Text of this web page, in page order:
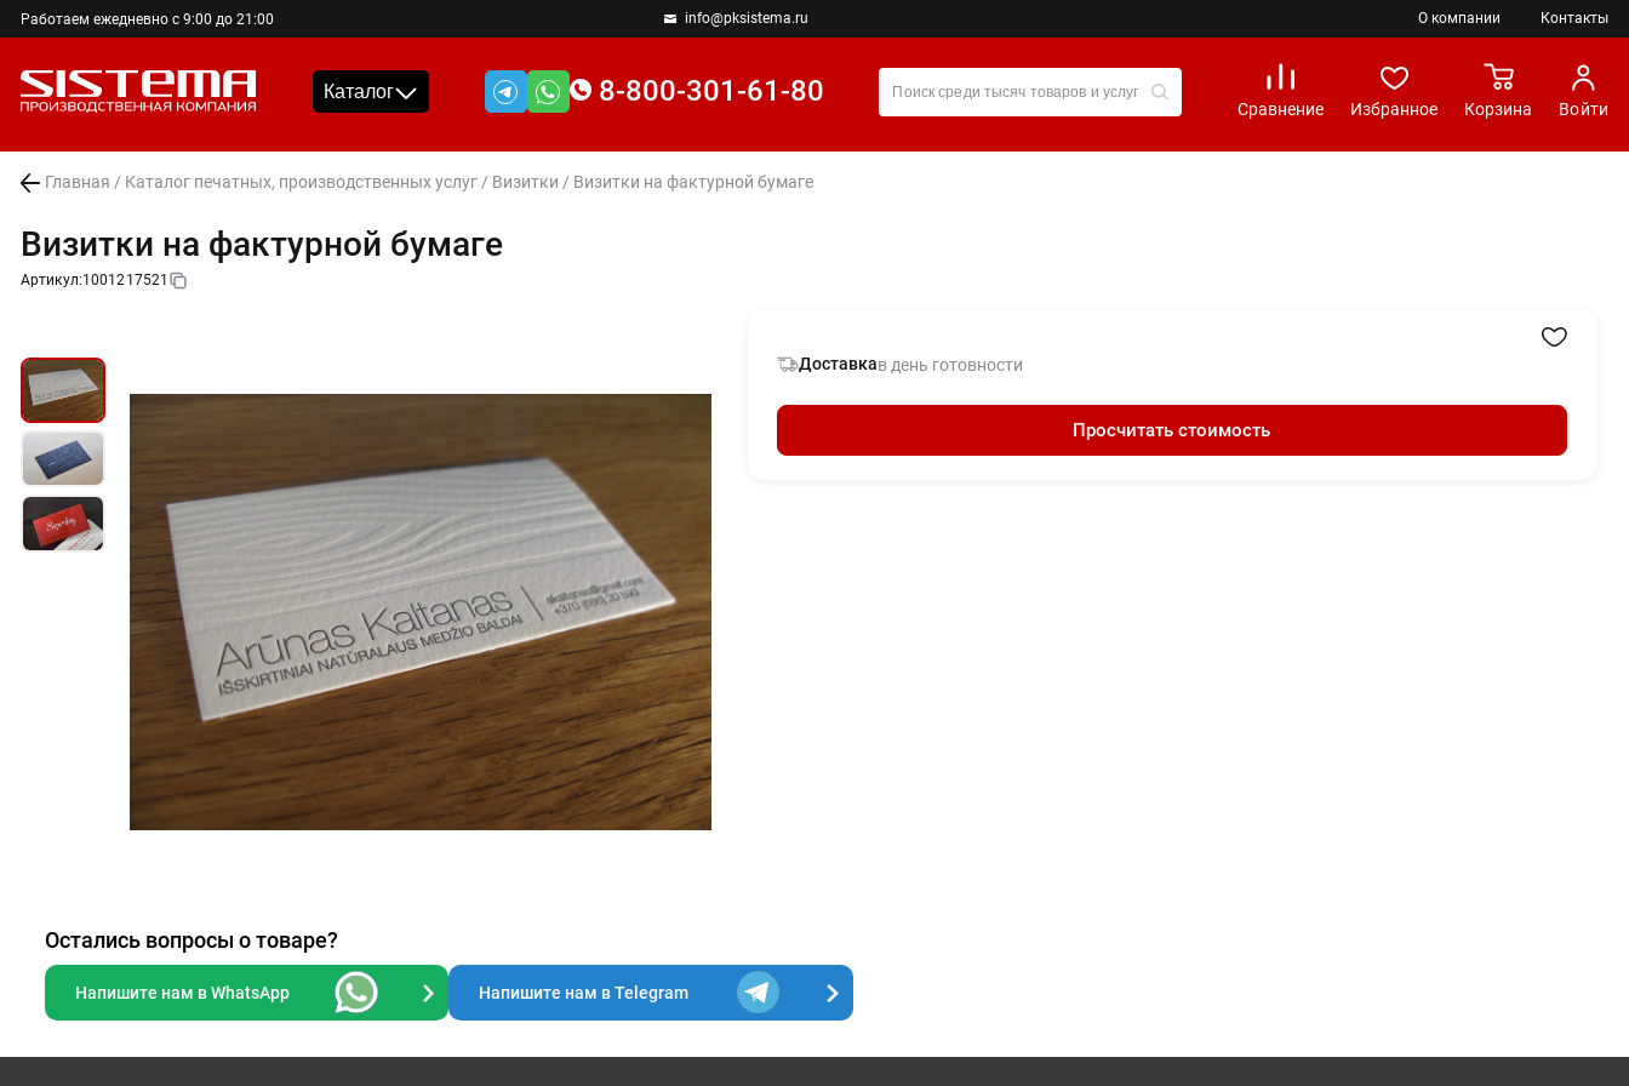
Работаем ежедневно с 9:00 до 21:00 info@pksistema.ru О компании Контакты
Каталог 8-800-301-61-80
Сравнение Избранное Корзина Войти
Главная / Каталог печатных, производственных услуг / Визитки / Визитки на фактурной бумаге
Визитки на фактурной бумаге
Артикул:1001217521
Доставкав день готовности
Просчитать стоимость
Остались вопросы о товаре?
Напишите нам в WhatsApp Напишите нам в Telegram